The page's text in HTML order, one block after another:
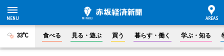
33°C 食べる 見る・遊ぶ 買う 暮らす・働く 学ぶ・知る